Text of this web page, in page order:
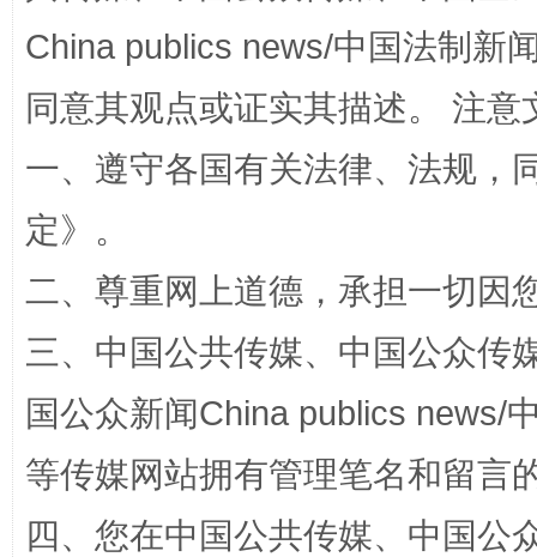
解纷+调解+退费，一次搞定
站台名比不上好声名
China publics news/中国法制新
同意其观点或证实其描述。 注
一、遵守各国有关法律、法规，
定》。
二、尊重网上道德，承担一切因
三、中国公共传媒、中国公众传
国公众新闻China publics news/
等传媒网站拥有管理笔名和留言
四、您在中国公共传媒、中国公